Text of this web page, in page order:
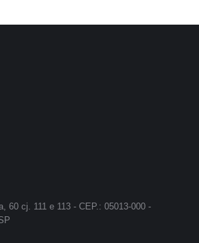
60 cj. 111 e 113 - CEP.: 05013-000 -